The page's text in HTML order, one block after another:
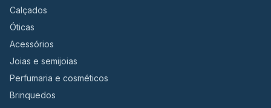
Calçados
Óticas
Acessórios
Joias e semijoias
Perfumaria e cosméticos
Brinquedos